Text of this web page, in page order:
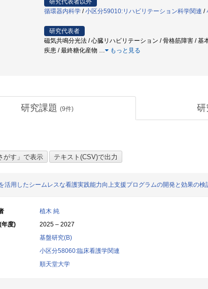
研究代表者以外
循環器内科学 /小区分59010:リハビリテーション科学関連 /
研究代表者
磁気共鳴分光法 / 心臓リハビリテーション / 骨格筋障害 /
疾患 / 最終糖化産物 … もっと見る
研究課題 (9件) 研
活用したシームレスな看護実践能力向上支援プログラムの開発と効果の検
植木 純
年度)
2025 – 2027
基盤研究(B)
小区分58060:臨床看護学関連
順天堂大学